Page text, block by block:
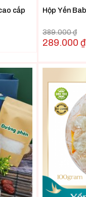
cấp Hộp Yến
389.000₫
289.000₫